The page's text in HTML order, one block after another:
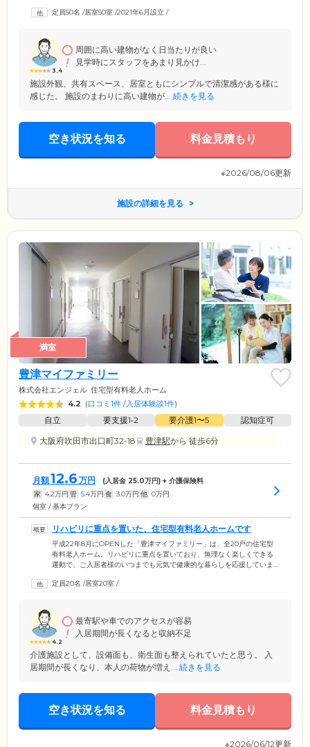
定員50名 /居室50室 /2021年6月設立 /
3.4
周囲に高い建物がなく日当たりが良い
見学時にスタッフをあまり見かけ...
施設外観、共有スペース、居室ともにシンプルで清潔感がある様に
感じた。 施設のまわりに高い建物が... 続きを見る
空き状況を知る 料金見積もり
※2026/08/06更新
施設の詳細を見る
満室
豊津マイファミリー
株式会社エンジェル 住宅型有料老人ホーム
4.2 (口コミ1件 /入居体験談1件)
自立 要支援1•2 要介護1〜5
認知症可
大阪府吹田市出口町32-18
豊津駅から 徒歩6分
月額12.6 万円 (入居金 25.0万円) + 介護保険料
家 4.2万円 管 5.4万円 食 3.0万円 他 0万円
個室 / 基本プラン
リハビリに重点を置いた、住宅型有料老人ホームです
平成22年8月にOPENした「豊津マイファミリー」は、全20戸の住宅型
有料老人ホーム。リハビリに重点を置いており、無理なく楽しくできる
運動で、ご入居者様のいつまでも元気で健康的な暮らしを応援していま
用できます。また当施設はデイサービスを併設。入浴介助が必要な方
住環境です。施設は、阪急千里線「豊津駅」から徒歩7分。ご家族・ご友
人のみなさまも遊びに来やすいロケーションです。
定員20名 /居室20室 /
4.2
最寄駅や車でのアクセスが容易
入居期間が長くなると収納不足
介護施設として、設備面も、衛生面も整えられていたと思う。 入
居期間が長くなり、本人の荷物が増え... 続きを見る
空き状況を知る 料金見積もり
※2026/06/12更新